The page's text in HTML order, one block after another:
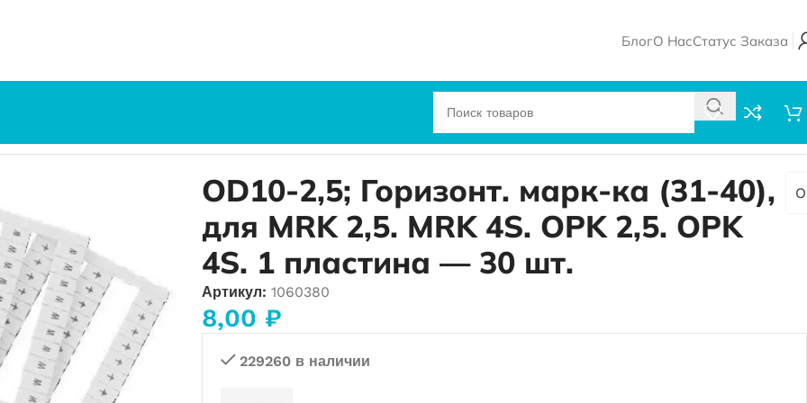
БлогО НасСтатус Заказа
40), для MRK 2,5. MRK 4S. OPK 2,5. OPK 4S. 1 пластина — 30 шт.
OD10-2,5; Горизонт. марк-ка (31-40),
для MRK 2,5. MRK 4S. OPK 2,5. OPK
4S. 1 пластина — 30 шт.
Артикул: 1060380
8,00 ₽
229260 в наличии